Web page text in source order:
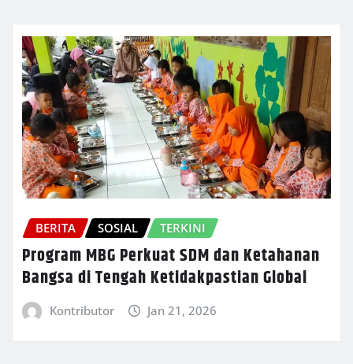
BERITA SOSIAL TERKINI
Program MBG Perkuat SDM dan Ketahanan
Bangsa di Tengah Ketidakpastian Global
Kontributor Jan 21, 2026